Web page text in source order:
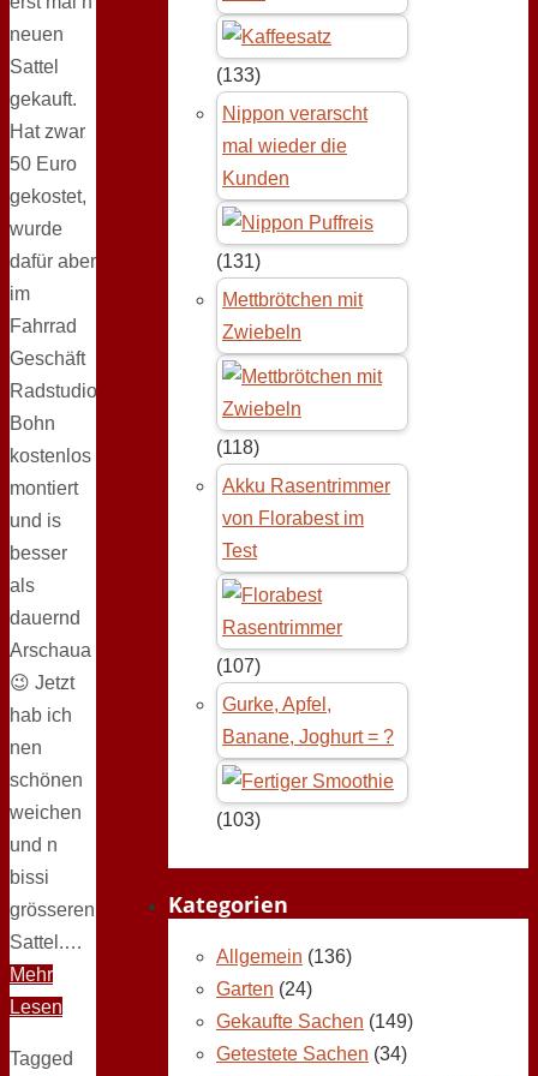
neuen
Sattel
gekauft.
Hat zwar
50 Euro
gekostet,
wurde
dafür aber
im
Fahrrad
Geschäft
Radstudio
Bohn
kostenlos
montiert
und is
besser
als
dauernd
Arschaua
😉 Jetzt
hab ich
nen
schönen
weichen
und n
bissi
grösseren
Sattel.…
Mehr
Lesen
Tagged
(133)
Nippon verarscht
mal wieder die
Kunden
(131)
Mettbrötchen mit
Zwiebeln
(118)
Akku Rasentrimmer
von Florabest im
Test
(107)
Gurke, Apfel,
Banane, Joghurt = ?
(103)
Kategorien
Allgemein (136)
Garten (24)
Gekaufte Sachen (149)
Getestete Sachen (34)